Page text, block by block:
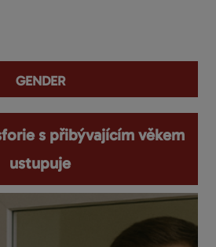
gender
s přibývajícím věkem
ustupuje